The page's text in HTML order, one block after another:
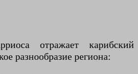
отражает карибский
разнообразие региона: